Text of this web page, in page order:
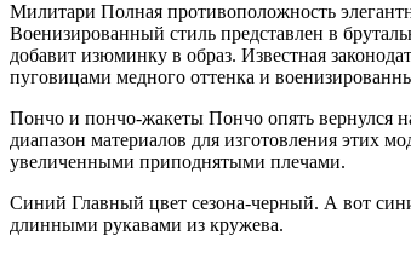
Милитари Полная противоположность
Военизированный стиль представлен в
добавит изюминку в образ. Известная
пуговицами медного оттенка и
Пончо и пончо-жакеты Пончо опять вернулся
диапазон материалов для изготовления этих
увеличенными приподнятыми плечами.
Синий Главный цвет сезона-черный. А вот
длинными рукавами из кружева.